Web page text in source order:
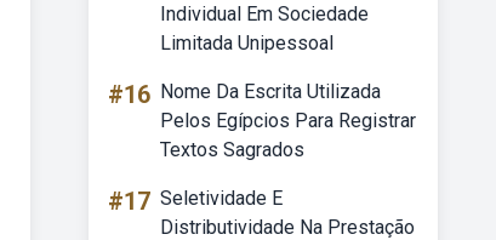
Individual Em Sociedade
Limitada Unipessoal
#16 Nome Da Escrita Utilizada
Pelos Egípcios Para Registrar
Textos Sagrados
#17 Seletividade E
Distributividade Na Prestação